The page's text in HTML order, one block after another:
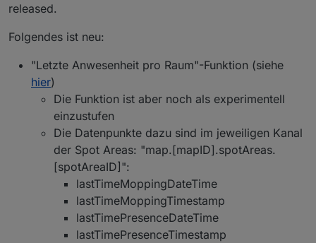
so vorgestellt habt ( Bitte dabei aber realistisch
bleiben und auch den aktuellen Status
berücksichtigen ;) ).
m
Version Releasedatum
Stable 1.4.14
04.02.2024 /
20.02.2024
Beta
Alpha
1.4.16-
alpha.2
09.05.2024
released.
Folgendes ist neu:
"Letzte Anwesenheit pro Raum"-Funktion (siehe
hier)
Die Funktion ist aber noch als experimentell
einzustufen
Die Datenpunkte dazu sind im jeweiligen Kanal
der Spot Areas: "map.[mapID].spotAreas.
[spotAreaID]":
lastTimeMoppingDateTime
lastTimeMoppingTimestamp
lastTimePresenceDateTime
lastTimePresenceTimestamp